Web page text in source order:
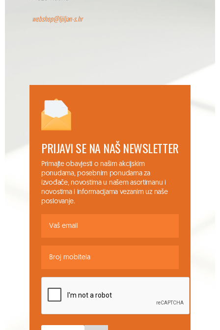
webshop@ljiljan-s.hr
PRIJAVI SE NA NAŠ NEWSLETTER
Primajte obavjesti o našim akcijskim
ponudama, posebnim ponudama za
izvođače, novostima u našem asortimanu i
novostima i informacijama vezanim uz naše
poslovanje.